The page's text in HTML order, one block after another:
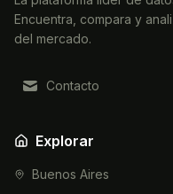
Encuentra, compara y
del mercado.
Contacto
Explorar
Buenos Aires